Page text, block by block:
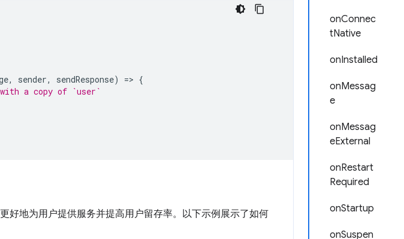
onConnec
tNative
onInstalled
onMessag
e
onMessag
eExternal
onRestart
Required
onStartup
onSuspen
, sender, sendResponse) => {
a copy of `user`
好地为用户提供服务并提高用户留存率。以下示例展示了如何